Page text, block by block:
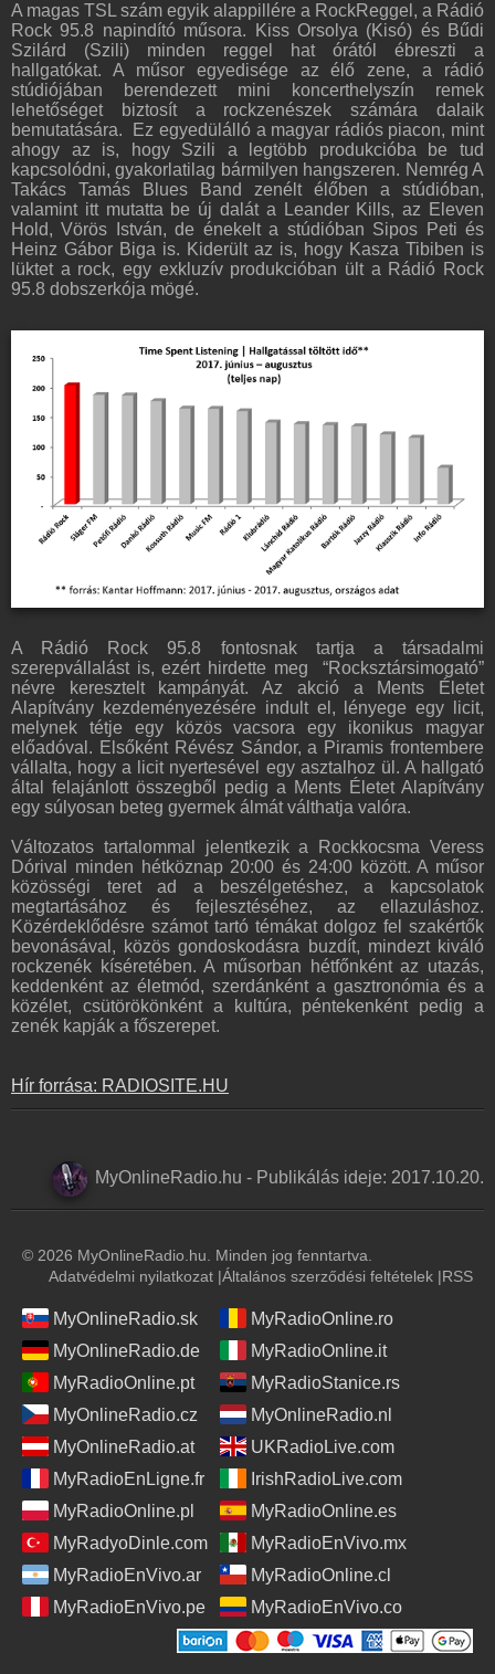
A magas TSL szám egyik alappillére a RockReggel, a Rádió
Rock 95.8 napindító műsora. Kiss Orsolya (Kisó) és Bűdi
Szilárd (Szili) minden reggel hat órától ébreszti a
hallgatókat. A műsor egyedisége az élő zene, a rádió
stúdiójában berendezett mini koncerthelyszín remek
lehetőséget biztosít a rockzenészek számára dalaik
bemutatására. Ez egyedülálló a magyar rádiós piacon, mint
ahogy az is, hogy Szili a legtöbb produkcióba be tud
kapcsolódni, gyakorlatilag bármilyen hangszeren. Nemrég A
Takács Tamás Blues Band zenélt élőben a stúdióban,
valamint itt mutatta be új dalát a Leander Kills, az Eleven
Hold, Vörös István, de énekelt a stúdióban Sipos Peti és
Heinz Gábor Biga is. Kiderült az is, hogy Kasza Tibiben is
lüktet a rock, egy exkluzív produkcióban ült a Rádió Rock
95.8 dobszerkója mögé.
A Rádió Rock 95.8 fontosnak tartja a társadalmi
szerepvállalást is, ezért hirdette meg “Rocksztársimogató”
névre keresztelt kampányát. Az akció a Ments Életet
Alapítvány kezdeményezésére indult el, lényege egy licit,
melynek tétje egy közös vacsora egy ikonikus magyar
előadóval. Elsőként Révész Sándor, a Piramis frontembere
vállalta, hogy a licit nyertesével egy asztalhoz ül. A hallgató
által felajánlott összegből pedig a Ments Életet Alapítvány
egy súlyosan beteg gyermek álmát válthatja valóra.
Változatos tartalommal jelentkezik a Rockkocsma Veress
Dórival minden hétköznap 20:00 és 24:00 között. A műsor
közösségi teret ad a beszélgetéshez, a kapcsolatok
megtartásához és fejlesztéséhez, az ellazuláshoz.
Közérdeklődésre számot tartó témákat dolgoz fel szakértők
bevonásával, közös gondoskodásra buzdít, mindezt kiváló
rockzenék kíséretében. A műsorban hétfőnként az utazás,
keddenként az életmód, szerdánként a gasztronómia és a
közélet, csütörökönként a kultúra, péntekenként pedig a
zenék kapják a főszerepet.
Hír forrása: RADIOSITE.HU
MyOnlineRadio.hu - Publikálás ideje: 2017.10.20.
© 2026 MyOnlineRadio.hu. Minden jog fenntartva.
Adatvédelmi nyilatkozat |Általános szerződési feltételek |RSS
MyOnlineRadio.sk
MyRadioOnline.ro
MyOnlineRadio.de
MyRadioOnline.it
MyRadioOnline.pt
MyRadioStanice.rs
MyOnlineRadio.cz
MyOnlineRadio.nl
MyOnlineRadio.at
UKRadioLive.com
MyRadioEnLigne.fr
IrishRadioLive.com
MyRadioOnline.pl
MyRadioOnline.es
MyRadyoDinle.com
MyRadioEnVivo.mx
MyRadioEnVivo.ar
MyRadioOnline.cl
MyRadioEnVivo.pe
MyRadioEnVivo.co